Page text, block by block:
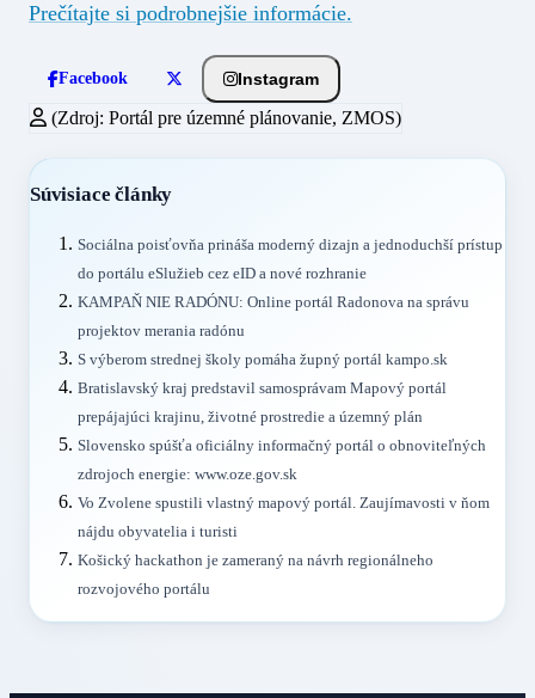
Prečítajte si podrobnejšie informácie.
Facebook Instagram
(Zdroj: Portál pre územné plánovanie, ZMOS)
Súvisiace články
Sociálna poisťovňa prináša moderný dizajn a jednoduchší prístup
do portálu eSlužieb cez eID a nové rozhranie
KAMPAŇ NIE RADÓNU: Online portál Radonova na správu
projektov merania radónu
S výberom strednej školy pomáha župný portál kampo.sk
Bratislavský kraj predstavil samosprávam Mapový portál
prepájajúci krajinu, životné prostredie a územný plán
Slovensko spúšťa oficiálny informačný portál o obnoviteľných
zdrojoch energie: www.oze.gov.sk
Vo Zvolene spustili vlastný mapový portál. Zaujímavosti v ňom
nájdu obyvatelia i turisti
Košický hackathon je zameraný na návrh regionálneho
rozvojového portálu